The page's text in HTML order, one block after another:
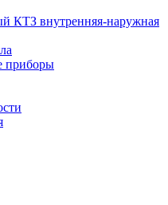
КТЗ внутренняя-наружная
приборы